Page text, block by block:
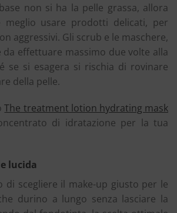
non si ha la pelle grassa, allora
meglio usare prodotti delicati, per
aggressivi. Gli scrub e le maschere,
effettuare massimo due volte alla
se si esagera si rischia di rovinare
della pelle.
The treatment lotion hydrating mask
di idratazione per la tua
lucida
di scegliere il make-up giusto per le
durino a lungo senza lasciare la